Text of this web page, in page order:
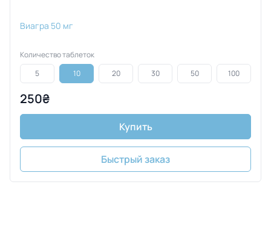
Виагра 50 мг
Количество таблеток
5
10 20 30 50 100
250₴
Купить
Быстрый заказ